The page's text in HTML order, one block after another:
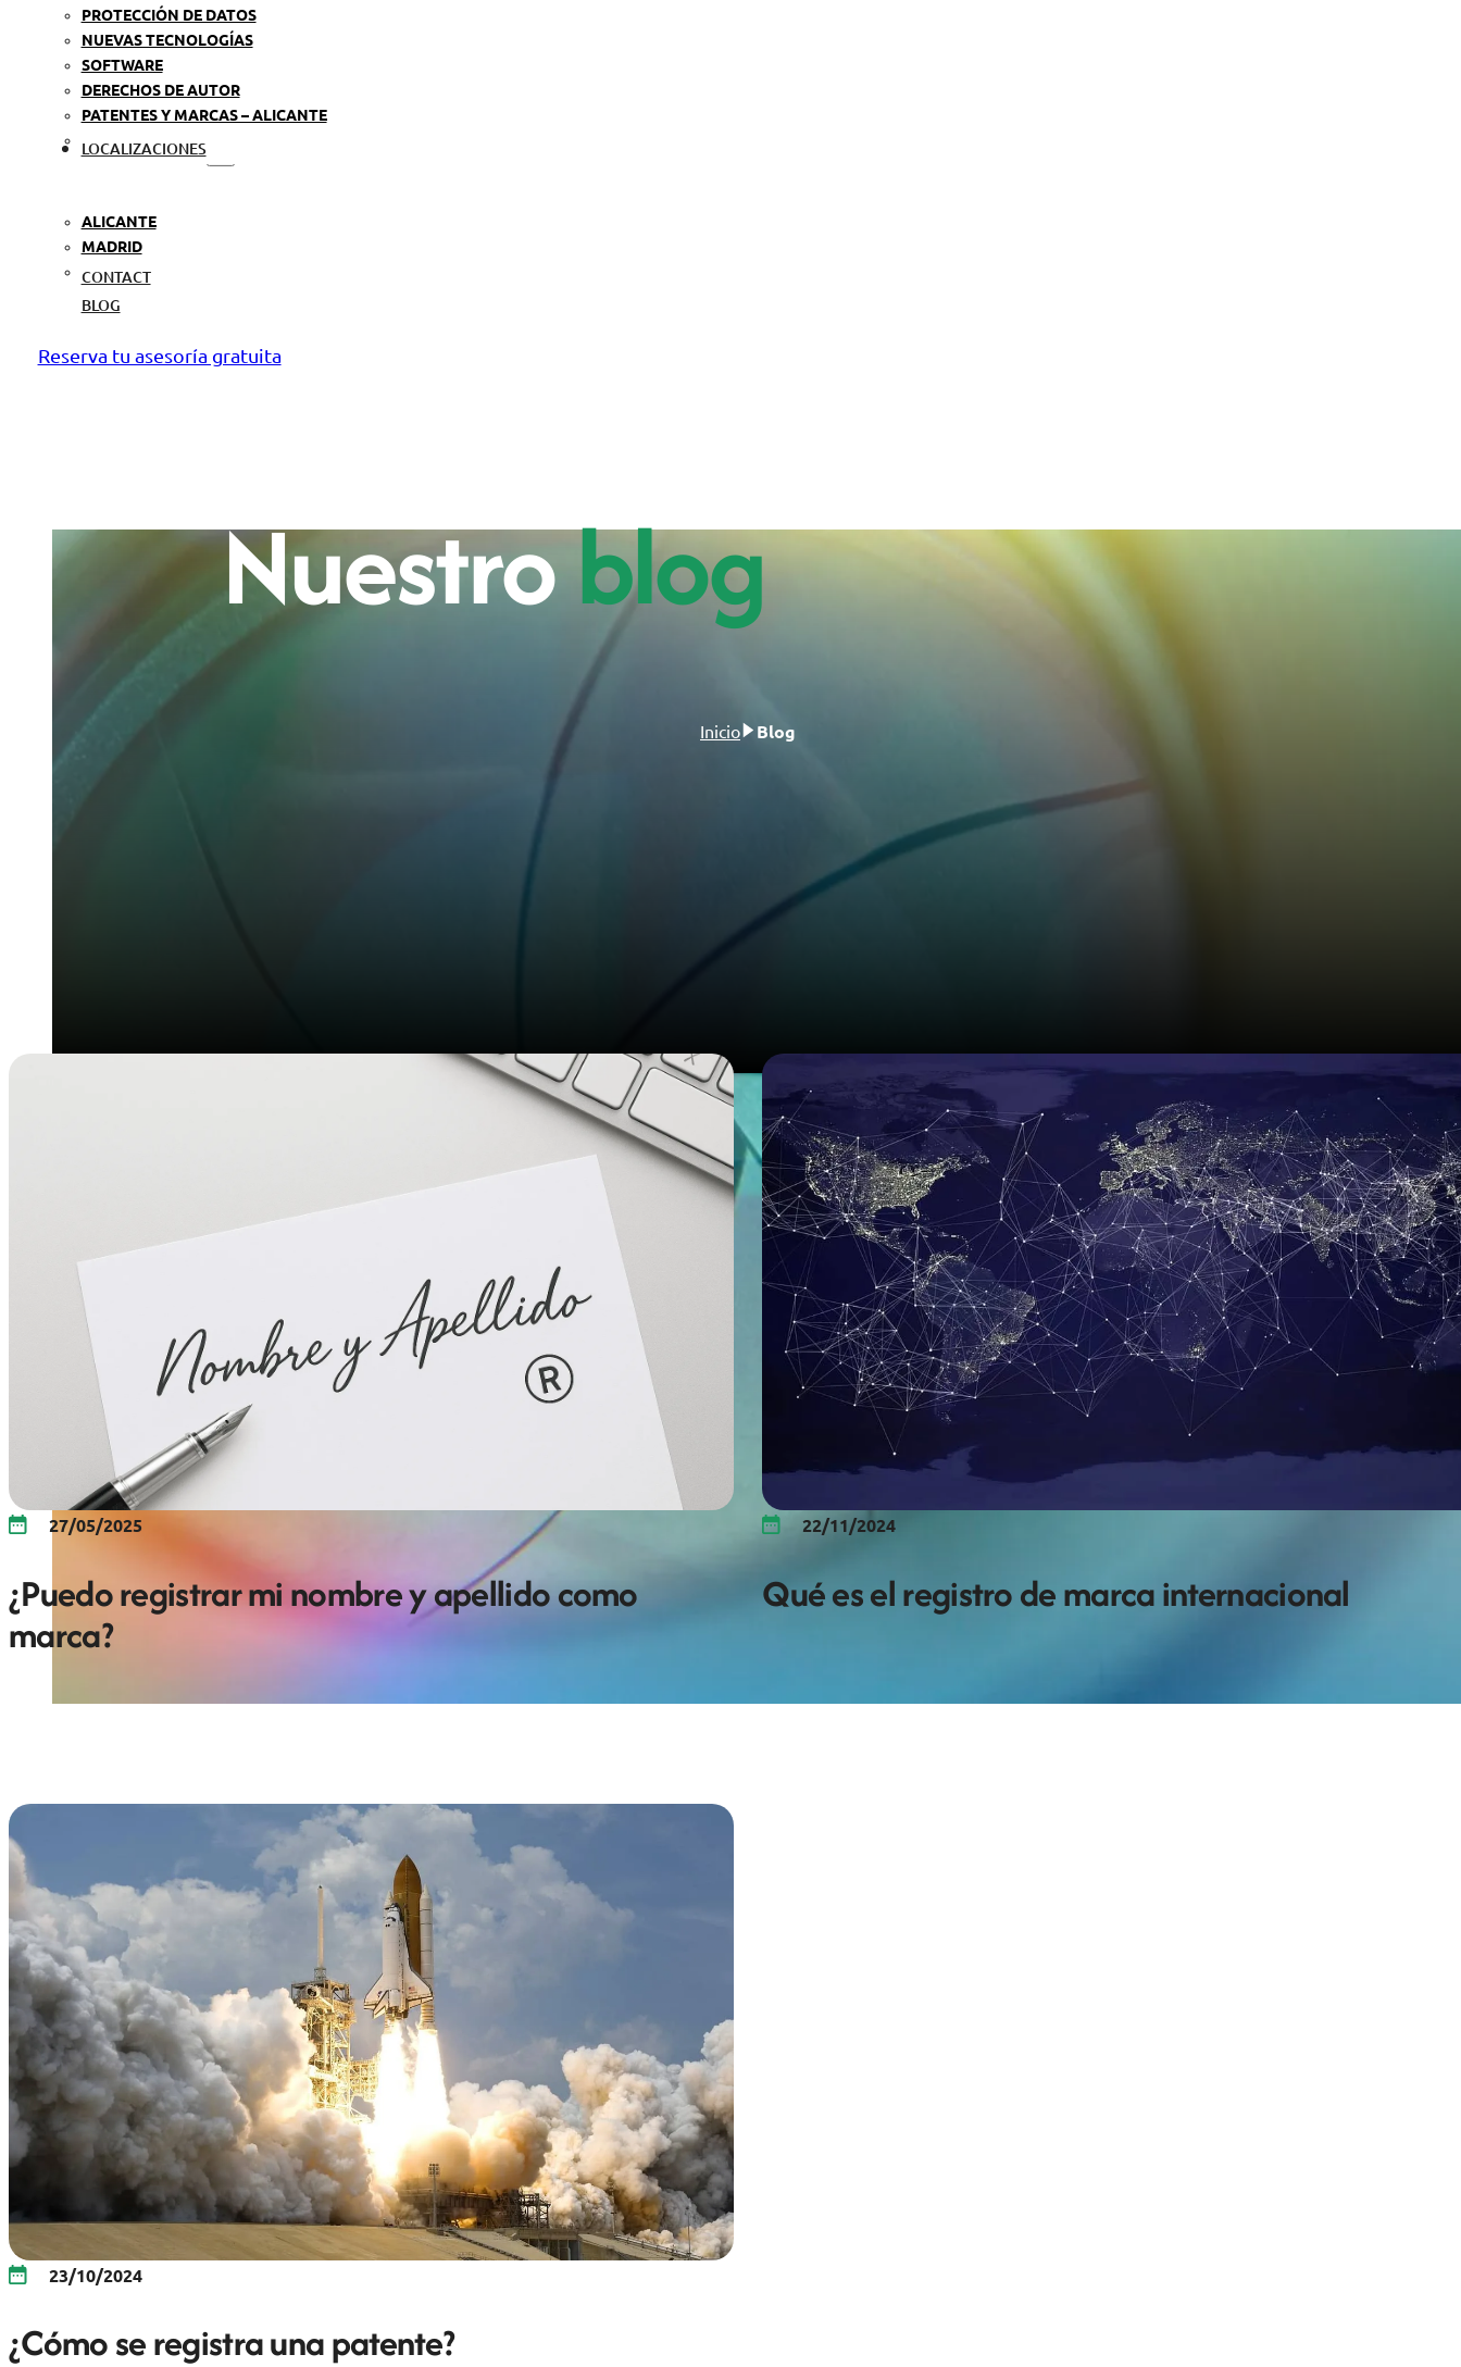
PROTECCIÓN DE DATOS
NUEVAS TECNOLOGÍAS
SOFTWARE
DERECHOS DE AUTOR
PATENTES Y MARCAS – ALICANTE
LOCALIZACIONES
ALICANTE
MADRID
CONTACT
BLOG
Reserva tu asesoría gratuita
Nuestroblog
Inicio Blog
27/05/2025
¿Puedo registrar mi nombre y apellido como
marca?
22/11/2024
Qué es el registro de marca internacional
23/10/2024
¿Cómo se registra una patente?